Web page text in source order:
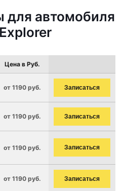
для автомобиля
Цена в Руб.
от 1190 руб. Записаться
от 1190 руб. Записаться
от 1190 руб. Записаться
от 1190 руб. Записаться